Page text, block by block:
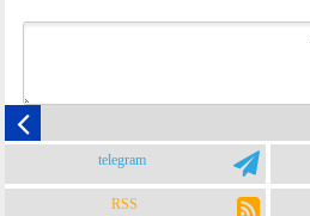
telegram
RSS